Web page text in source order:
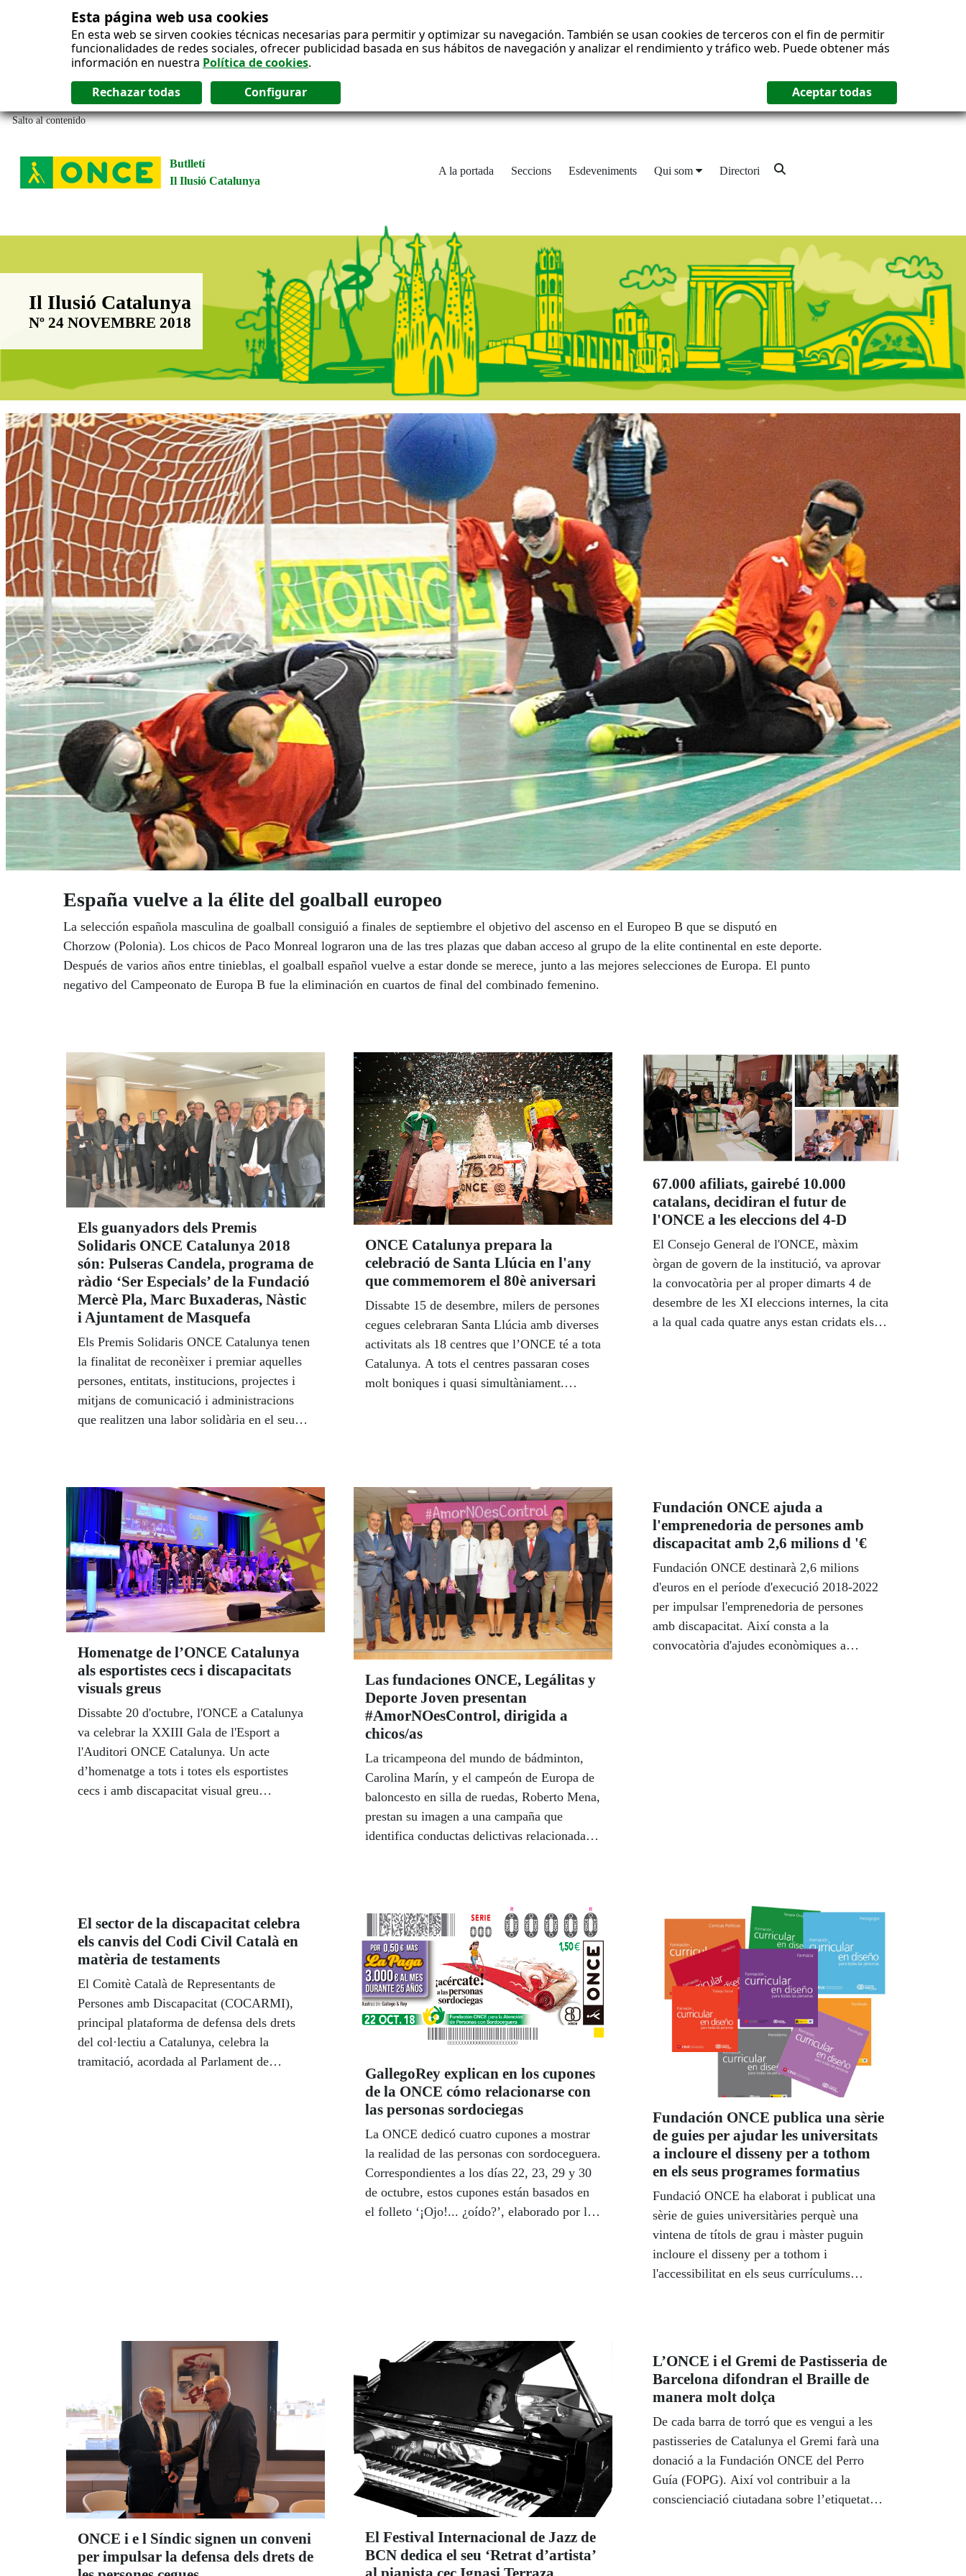
Esta página web usa cookies
En esta web se sirven cookies técnicas necesarias para permitir y optimizar su navegación. También se usan cookies de terceros con el fin de permitir
funcionalidades de redes sociales, ofrecer publicidad basada en sus hábitos de navegación y analizar el rendimiento y tráfico web. Puede obtener más
información en nuestra Política de cookies.
Salto al contenido
Butlletí
Il Ilusió Catalunya
A la portada Seccions Esdeveniments Qui som Directori
Boletín Il·lusió Catalunya
Il Ilusió Catalunya
Nº 24 NOVEMBRE 2018
España vuelve a la élite del goalball europeo
La selección española masculina de goalball consiguió a finales de septiembre el objetivo del ascenso en el Europeo B que se disputó en
Chorzow (Polonia). Los chicos de Paco Monreal lograron una de las tres plazas que daban acceso al grupo de la elite continental en este deporte.
Después de varios años entre tinieblas, el goalball español vuelve a estar donde se merece, junto a las mejores selecciones de Europa. El punto
negativo del Campeonato de Europa B fue la eliminación en cuartos de final del combinado femenino.
Els guanyadors dels Premis
Solidaris ONCE Catalunya 2018
són: Pulseras Candela, programa de
ràdio ‘Ser Especials’ de la Fundació
Mercè Pla, Marc Buxaderas, Nàstic
i Ajuntament de Masquefa
Els Premis Solidaris ONCE Catalunya tenen
la finalitat de reconèixer i premiar aquelles
persones, entitats, institucions, projectes i
mitjans de comunicació i administracions
que realitzen una labor solidària en el seu
universal, la vida independent, i que siguin
coincidents amb els valors essencials de la
Cultura Institucional del Grup Social ONCE.
Els premiats destaquen per la seva
sensibilitat social, la seva llarga trajectòria i
la seva dedicació en pro dels drets socials
dels més desafavorits. L’acte de lliurament
serà el 10 de desembre a les 19.00 h a
l’Auditori ONCE Catalunya
ONCE Catalunya prepara la
celebració de Santa Llúcia en l'any
que commemorem el 80è aniversari
Dissabte 15 de desembre, milers de persones
cegues celebraran Santa Llúcia amb diverses
activitats als 18 centres que l’ONCE té a tota
Catalunya. A tots el centres passaran coses
molt boniques i quasi simultàniament.
67.000 afiliats, gairebé 10.000
catalans, decidiran el futur de
l'ONCE a les eleccions del 4-D
El Consejo General de l'ONCE, màxim
òrgan de govern de la institució, va aprovar
la convocatòria per al proper dimarts 4 de
desembre de les XI eleccions internes, la cita
a la qual cada quatre anys estan cridats els
Homenatge de l’ONCE Catalunya
als esportistes cecs i discapacitats
visuals greus
Dissabte 20 d'octubre, l'ONCE a Catalunya
va celebrar la XXIII Gala de l'Esport a
l'Auditori ONCE Catalunya. Un acte
d’homenatge a tots i totes els esportistes
cecs i amb discapacitat visual greu
Las fundaciones ONCE, Legálitas y
Deporte Joven presentan
#AmorNOesControl, dirigida a
chicos/as
La tricampeona del mundo de bádminton,
Carolina Marín, y el campeón de Europa de
baloncesto en silla de ruedas, Roberto Mena,
prestan su imagen a una campaña que
identifica conductas delictivas relacionadas
Fundación ONCE ajuda a
l'emprenedoria de persones amb
discapacitat amb 2,6 milions d '€
Fundación ONCE destinarà 2,6 milions
d'euros en el període d'execució 2018-2022
per impulsar l'emprenedoria de persones
amb discapacitat. Així consta a la
convocatòria d'ajudes econòmiques a
El sector de la discapacitat celebra
els canvis del Codi Civil Català en
matèria de testaments
El Comitè Català de Representants de
Persones amb Discapacitat (COCARMI),
principal plataforma de defensa dels drets
del col·lectiu a Catalunya, celebra la
tramitació, acordada al Parlament de
GallegoRey explican en los cupones
de la ONCE cómo relacionarse con
las personas sordociegas
La ONCE dedicó cuatro cupones a mostrar
la realidad de las personas con sordoceguera.
Correspondientes a los días 22, 23, 29 y 30
de octubre, estos cupones están basados en
el folleto ‘¡Ojo!... ¿oído?’, elaborado por los
Fundación ONCE publica una sèrie
de guies per ajudar les universitats
a incloure el disseny per a tothom
en els seus programes formatius
Fundació ONCE ha elaborat i publicat una
sèrie de guies universitàries perquè una
vintena de títols de grau i màster puguin
incloure el disseny per a tothom i
l'accessibilitat en els seus currículums
ONCE i e l Síndic signen un conveni
per impulsar la defensa dels drets de
El Festival Internacional de Jazz de
BCN dedica el seu ‘Retrat d’artista’
L’ONCE i el Gremi de Pastisseria de
Barcelona difondran el Braille de
manera molt dolça
De cada barra de torró que es vengui a les
pastisseries de Catalunya el Gremi farà una
donació a la Fundación ONCE del Perro
Guía (FOPG). Així vol contribuir a la
conscienciació ciutadana sobre l’etiquetatge